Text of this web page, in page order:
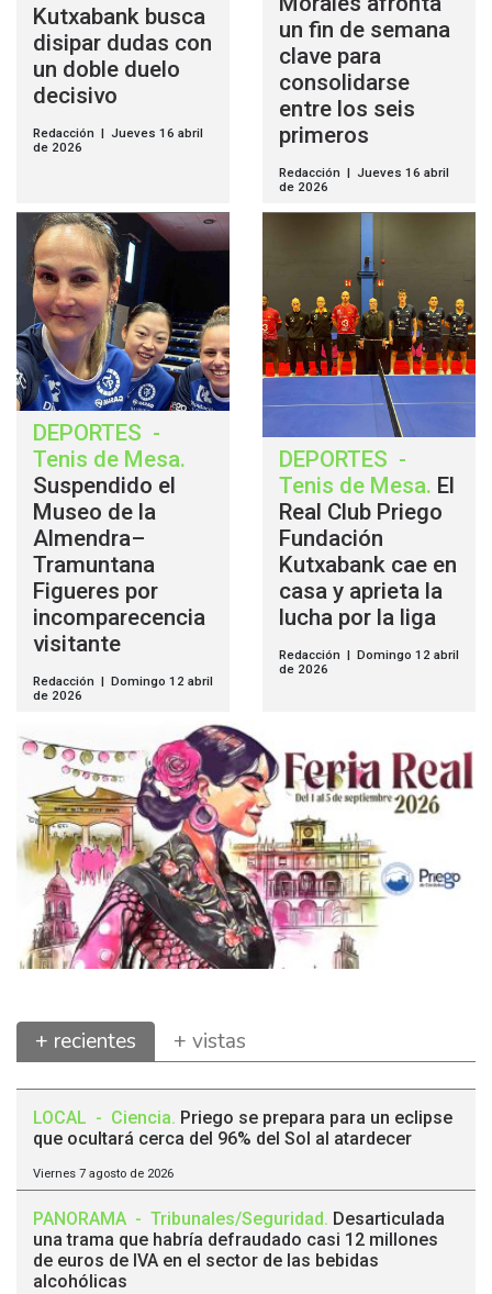
Kutxabank busca
disipar dudas con
un doble duelo
decisivo
Redacción | Jueves 16 abril
de 2026
un fin de semana
clave para
consolidarse
entre los seis
primeros
Redacción | Jueves 16 abril
de 2026
DEPORTES -
Tenis de Mesa.
Suspendido el
Museo de la
Almendra–
Tramuntana
Figueres por
incomparecencia
visitante
Redacción | Domingo 12 abril
de 2026
DEPORTES -
Tenis de Mesa. El
Real Club Priego
Fundación
Kutxabank cae en
casa y aprieta la
lucha por la liga
Redacción | Domingo 12 abril
de 2026
+ recientes + vistas
LOCAL - Ciencia. Priego se prepara para un eclipse
que ocultará cerca del 96% del Sol al atardecer
Viernes 7 agosto de 2026
PANORAMA - Tribunales/Seguridad. Desarticulada
una trama que habría defraudado casi 12 millones
de euros de IVA en el sector de las bebidas
alcohólicas